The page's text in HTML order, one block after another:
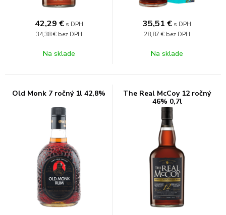
42,29 € s DPH
34,38 € bez DPH
Na sklade
35,51 € s DPH
28,87 € bez DPH
Na sklade
Old Monk 7 ročný 1l 42,8%
The Real McCoy 12 ročný
46% 0,7l